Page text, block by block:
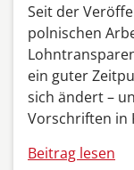
Seit der
polnischen
ein guter
sich ändert –
Vorschriften in
Beitrag lesen